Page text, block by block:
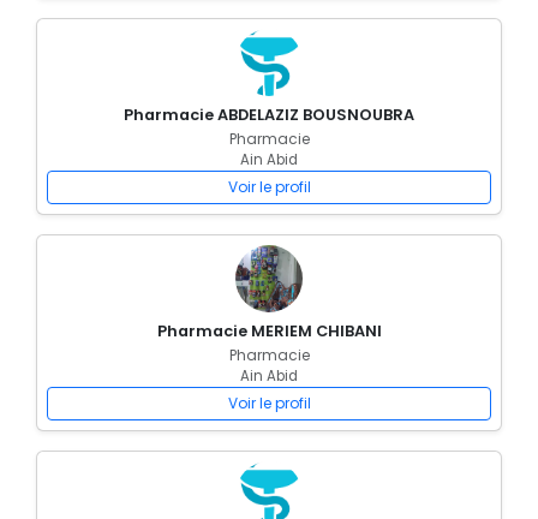
Pharmacie ABDELAZIZ BOUSNOUBRA
Pharmacie
Ain Abid
Voir le profil
Pharmacie MERIEM CHIBANI
Pharmacie
Ain Abid
Voir le profil